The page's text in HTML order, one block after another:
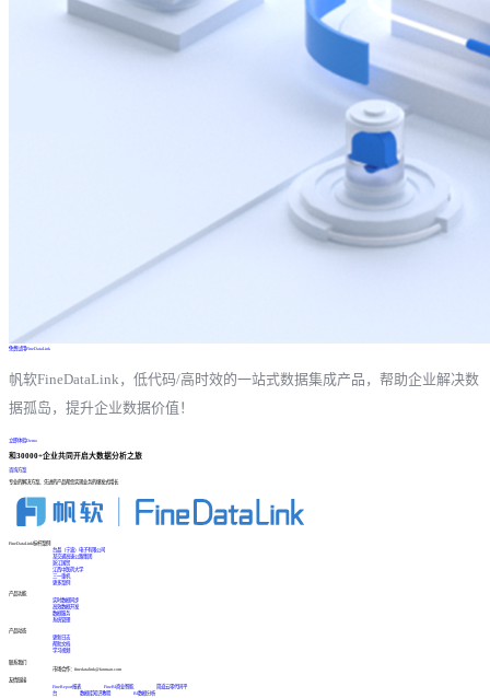
免费试用FineDataLink
帆软FineDataLink，低代码/高时效的一站式数据集成产品，帮助企业解决数
据孤岛，提升企业数据价值！
立即体验Demo
和30000+企业共同开启大数据分析之旅
咨询方案
专业的解决方案、先进的产品帮您实现业务的爆发式增长
FineDataLink标杆案例
台晶（宁波）电子有限公司
某交通高速公路集团
浙江国贸
江西中医药大学
三一重机
更多案例
产品功能
实时数据同步
高效数据开发
数据服务
系统管理
产品动态
更新日志
帮助文档
学习视频
联系我们
市场合作：finedatalink@fanruan.com
友情链接
FineReport报表
FineBI商业智能
简道云零代码平
台
数据库知识教程 BI数据分析